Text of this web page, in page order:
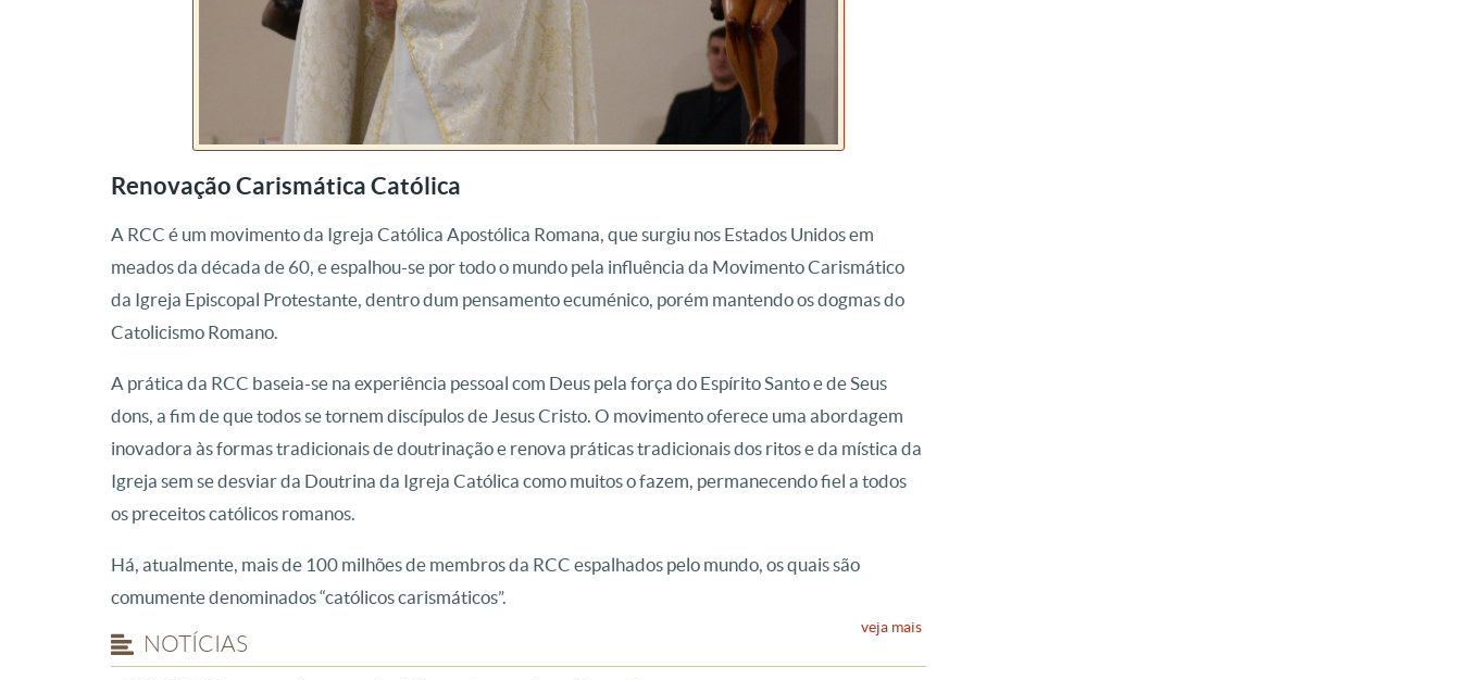
Renovação Carismática Católica
A RCC é um movimento da Igreja Católica Apostólica Romana, que surgiu nos Estados Unidos em
meados da década de 60, e espalhou-se por todo o mundo pela influência da Movimento Carismático
da Igreja Episcopal Protestante, dentro dum pensamento ecuménico, porém mantendo os dogmas do
Catolicismo Romano.
A prática da RCC baseia-se na experiência pessoal com Deus pela força do Espírito Santo e de Seus
dons, a fim de que todos se tornem discípulos de Jesus Cristo. O movimento oferece uma abordagem
inovadora às formas tradicionais de doutrinação e renova práticas tradicionais dos ritos e da mística da
Igreja sem se desviar da Doutrina da Igreja Católica como muitos o fazem, permanecendo fiel a todos
os preceitos católicos romanos.
Há, atualmente, mais de 100 milhões de membros da RCC espalhados pelo mundo, os quais são
comumente denominados “católicos carismáticos”.
NOTÍCIAS
veja mais